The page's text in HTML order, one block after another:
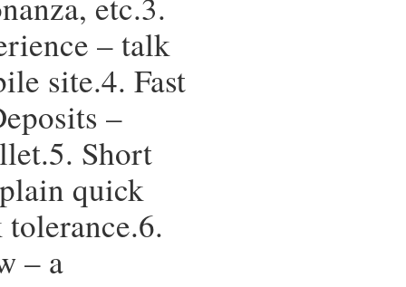
– talk
site.4. Fast
–
Short
quick
– a